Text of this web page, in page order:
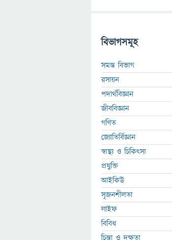
বিভাগসমূহ
সমস্ত বিভাগ
রসায়ন
পদার্থবিজ্ঞান
জীববিজ্ঞান
গণিত
জ্যোতির্বিজ্ঞান
স্বাস্থ্য ও চিকিৎসা
প্রযুক্তি
আইকিউ
সৃজনশীলতা
লাইফ
বিবিধ
চিন্তা ও দক্ষতা